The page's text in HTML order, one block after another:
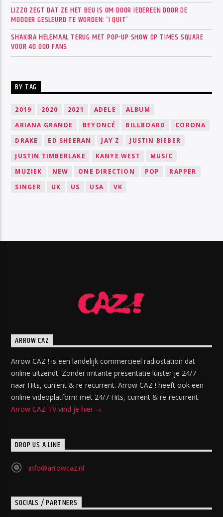
LIZZO ZEGT DAT ZE HET BEU IS OM DOOR IEDEREEN DOOR DE
MODDER GESLEURD TE WORDEN: ‘I QUIT’
SHAKIRA HELEMAAL TERUG MET POP-UP SHOW OP TIMES SQUARE
VOOR 40.000 FANS
BY TAG
2019 2020 2021 ADELE
ALBUM
ARIANA GRANDE
BEYONCÉ BILLBOARD
CORONA
DRAKE
ED SHEERAN JAY Z
JUSTIN BIEBER
JUSTIN TIMBERLAKE
KANYE WEST
MUSIC
MUZIEK
NEW ONE DIRECTION POP
RAPPER
SINGER
UK US USA VK
ARROW CAZ
Arrow CAZ ! is een landelijk commercieel radiostation dat
online uitzendt. Zonder irritante presentatie luister je 24/7
naar Hits, current & re-recurrent. Arrow CAZ ! heeft ook een
online videoplatform met 24/7 Hits, current & re-recurrent.
Arrow CAZ TV vind je hier
DROP US A LINE
info@arrowcaz.nl
SOCIALS / PARTNERS